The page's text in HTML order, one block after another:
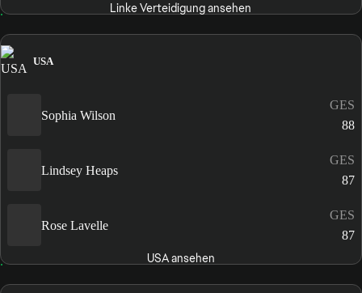
Linke Verteidigung ansehen
USA
Sophia Wilson
GES
88
Lindsey Heaps
GES
87
Rose Lavelle
GES
87
USA ansehen